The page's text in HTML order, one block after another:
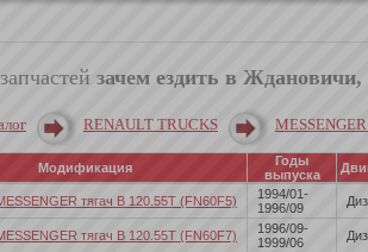
зачем ездить в
RENAULT TRUCKS MESSENGER
Модификация
Годы
выпуска
тягач B 120.55T (FN60F5)
1994/01-
1996/09
тягач B 120.55T (FN60F7)
1996/09-
1999/06